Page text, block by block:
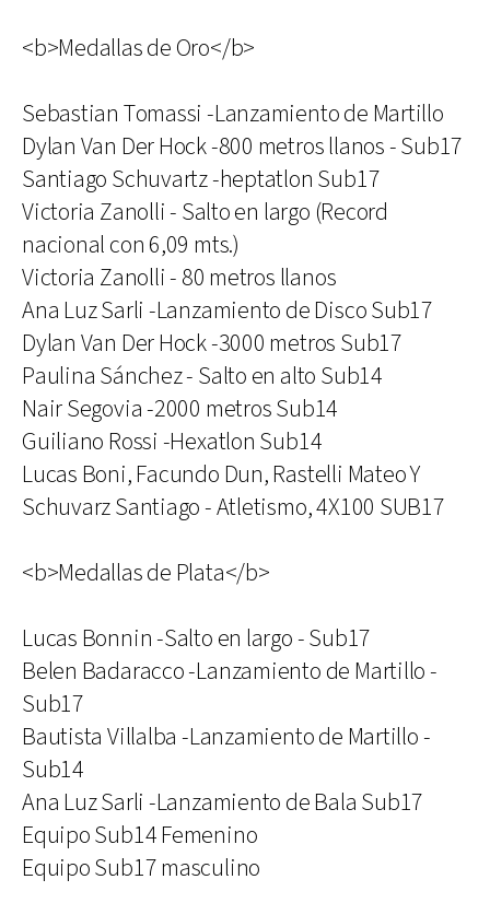
<b>Medallas de Oro</b>
Sebastian Tomassi -Lanzamiento de Martillo
Dylan Van Der Hock -800 metros llanos - Sub17
Santiago Schuvartz -heptatlon Sub17
Victoria Zanolli - Salto en largo (Record
nacional con 6,09 mts.)
Victoria Zanolli - 80 metros llanos
Ana Luz Sarli -Lanzamiento de Disco Sub17
Dylan Van Der Hock -3000 metros Sub17
Paulina Sánchez - Salto en alto Sub14
Nair Segovia -2000 metros Sub14
Guiliano Rossi -Hexatlon Sub14
Lucas Boni, Facundo Dun, Rastelli Mateo Y
Schuvarz Santiago - Atletismo, 4X100 SUB17
<b>Medallas de Plata</b>
Lucas Bonnin -Salto en largo - Sub17
Belen Badaracco -Lanzamiento de Martillo -
Sub17
Bautista Villalba -Lanzamiento de Martillo -
Sub14
Ana Luz Sarli -Lanzamiento de Bala Sub17
Equipo Sub14 Femenino
Equipo Sub17 masculino